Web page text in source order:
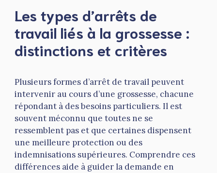
Les types d’arrêts de
travail liés à la grossesse :
distinctions et critères
Plusieurs formes d’arrêt de travail peuvent
intervenir au cours d’une grossesse, chacune
répondant à des besoins particuliers. Il est
souvent méconnu que toutes ne se
ressemblent pas et que certaines dispensent
une meilleure protection ou des
indemnisations supérieures. Comprendre ces
différences aide à guider la demande en